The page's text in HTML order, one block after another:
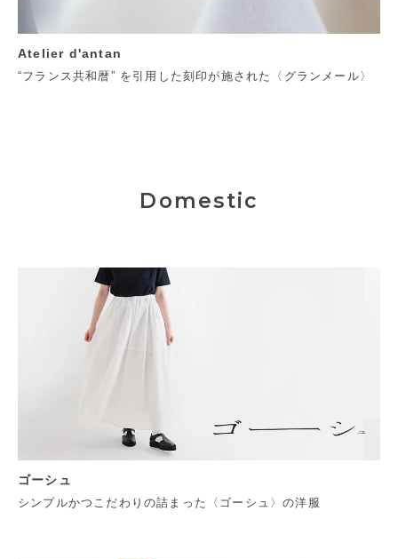
Atelier d'antan
“フランス共和暦” を引用した刻印が施された〈グランメール〉
Domestic
ゴーシュ
シンプルかつこだわりの詰まった〈ゴーシュ〉の洋服